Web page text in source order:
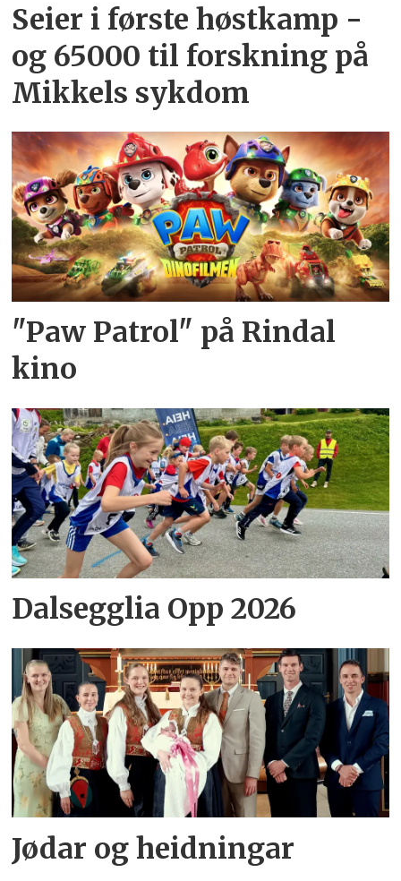
Seier i første høstkamp -
og 65000 til forskning på
Mikkels sykdom
"Paw Patrol" på Rindal
kino
Dalsegglia Opp 2026
Jødar og heidningar